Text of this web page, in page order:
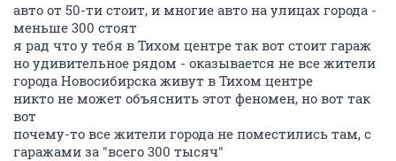
авто от 50-ти стоит, и многие авто на улицах города -
меньше 300 стоят
я рад что у тебя в Тихом центре так вот стоит гараж
но удивительное рядом - оказывается не все жители
города Новосибирска живут в Тихом центре
никто не может объяснить этот феномен, но вот так
вот
почему-то все жители города не поместились там, с
гаражами за "всего 300 тысяч"